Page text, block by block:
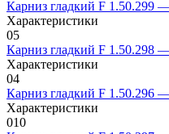
Карниз гладкий F 1.50.299
Характеристики
05
Карниз гладкий F 1.50.298
Характеристики
04
Карниз гладкий F 1.50.296
Характеристики
010